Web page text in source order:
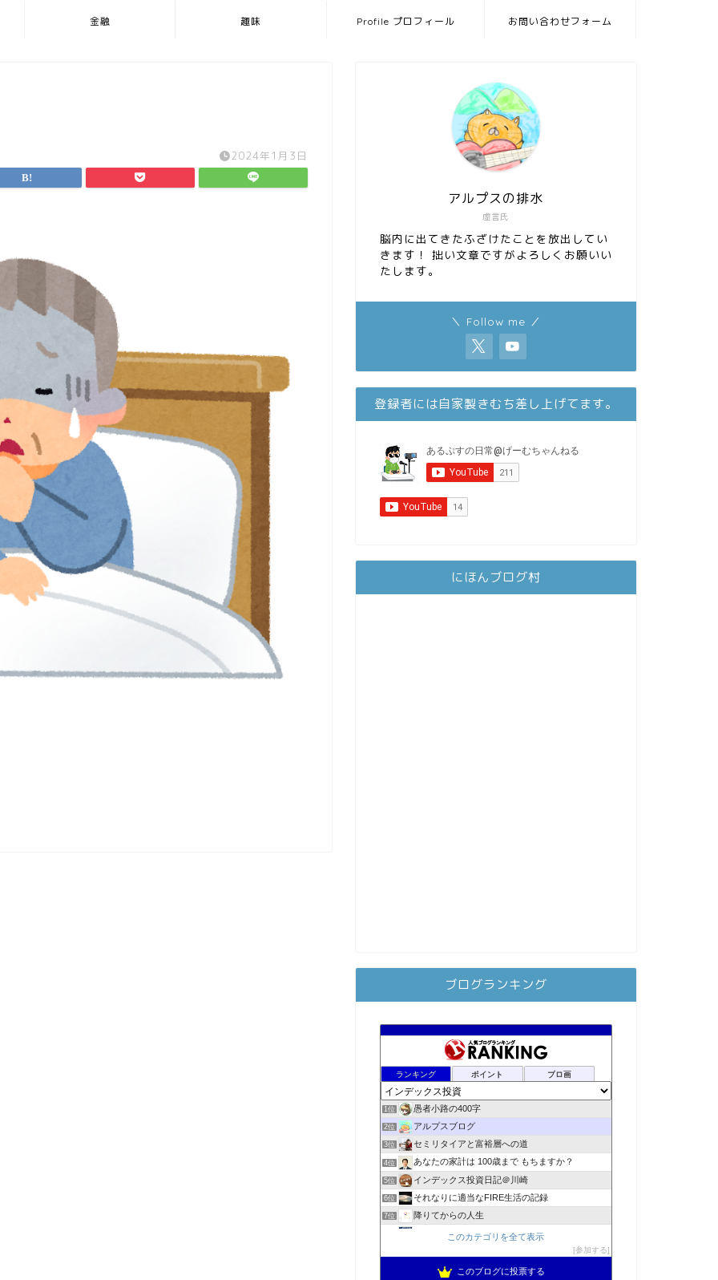
金融 趣味 Profile プロフィール お問い合わせフォーム
2024年1月3日
虚言氏
アルプスの排水
脳内に出てきたふざけたことを放出してい
きます！ 拙い文章ですがよろしくお願いい
たします。
＼ Follow me ／
登録者には自家製きむち差し上げてます。
にほんブログ村
ブログランキング
ランキング ポイント ブロ画
1位 愚者小路の400字
2位 アルプスブログ
3位 セミリタイアと富裕層への道
4位 あなたの家計は 100歳まで もちますか？
5位 インデックス投資日記＠川崎
6位 それなりに適当なFIRE生活の記録
7位 降りてからの人生
2023年(46歳)FIRE！！！＠20XX年FIRE！！！
スパコンSEが効率的投資で一家セミリタイアするブログ
このカテゴリを全て表示
参加する
このブログに投票する